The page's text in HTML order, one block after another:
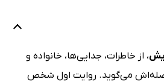
، از خاطرات، جدایی‌ها، خانواده و
می‌گوید. روایت اول شخص